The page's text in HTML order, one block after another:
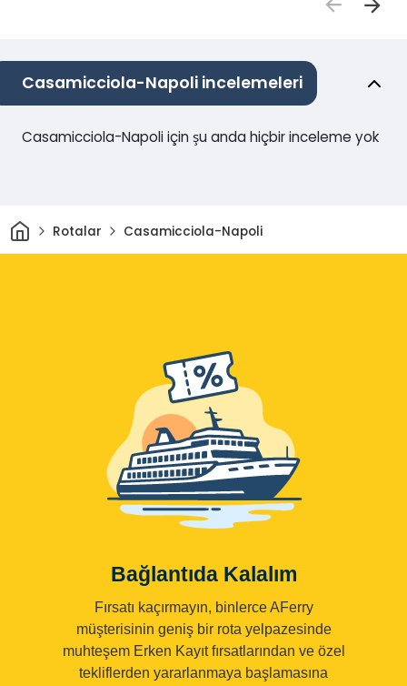
Casamicciola-Napoli incelemeleri
Casamicciola-Napoli için şu anda hiçbir inceleme yok
Ev Rotalar Casamicciola-Napoli
Bağlantıda Kalalım
Fırsatı kaçırmayın, binlerce AFerry
müşterisinin geniş bir rota yelpazesinde
muhteşem Erken Kayıt fırsatlarından ve özel
tekliflerden yararlanmaya başlamasına